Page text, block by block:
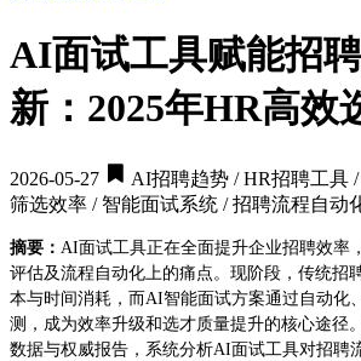
AI面试工具赋能招
新：2025年HR高效
2026-05-27
AI招聘趋势 / HR招聘工具
筛选效率 / 智能面试系统 / 招聘流程自动
摘要： AI面试工具正在全面提升企业招聘效率
评估及流程自动化上的痛点。现阶段，传统招
本与时间消耗，而AI智能面试方案通过自动化
测，成为效率升级和选才质量提升的核心途径
数据与权威报告，系统分析AI面试工具对招聘